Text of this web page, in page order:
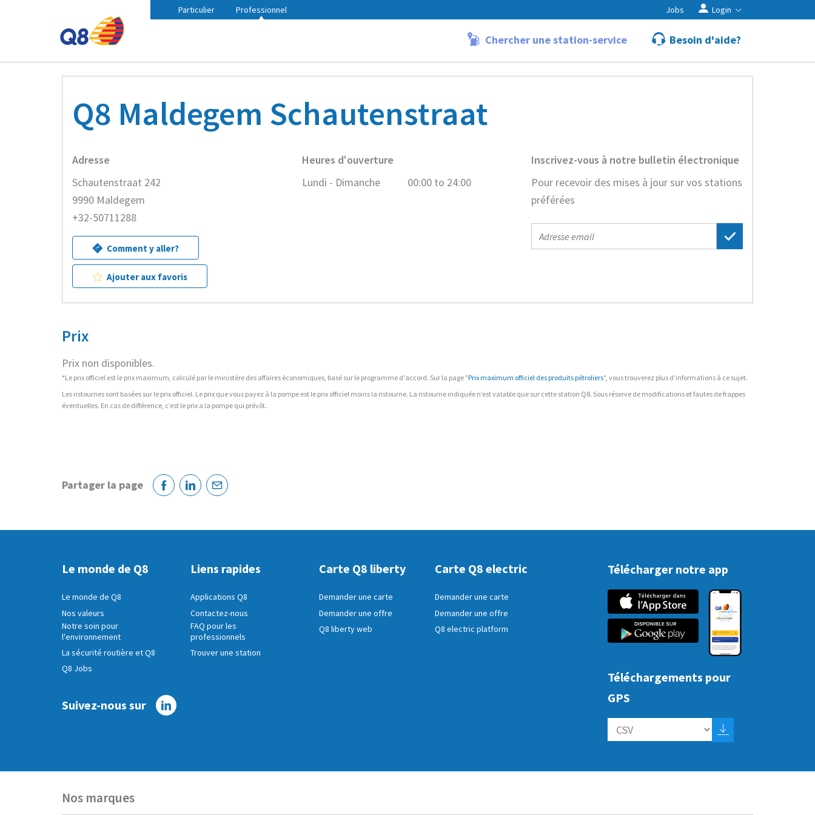
Particulier Professionnel Jobs Login
Chercher une station-service Besoin d'aide?
Q8 Maldegem Schautenstraat
Adresse
Schautenstraat 242
9990 Maldegem
+32-50711288
Comment y aller?
Ajouter aux favoris
Heures d'ouverture
Lundi - Dimanche
00:00 to 24:00
Inscrivez-vous à notre bulletin électronique
Pour recevoir des mises à jour sur vos stations
préférées
E-
mail
Prix
Prix non disponibles.
*Le prix officiel est le prix maximum, calculé par le ministère des affaires économiques, basé sur le programme d'accord. Sur la page "Prix maximum officiel des produits pétroliers", vous trouverez plus d’informations à ce sujet.
Les ristournes sont basées sur le prix officiel. Le prix que vous payez à la pompe est le prix officiel moins la ristourne. La ristourne indiquée n’est valable que sur cette station Q8. Sous réserve de modifications et fautes de frappes
éventuelles. En cas de différence, c’est le prix a la pompe qui prévôt.
Partager la page
FacebookLinkedinCourriel
Le monde de Q8
Le monde de Q8
Nos valeurs
Notre soin pour
l'environnement
La sécurité routière et Q8
Q8 Jobs
Liens rapides
Applications Q8
Contactez-nous
FAQ pour les
professionnels
Trouver une station
Carte Q8 liberty
Demander une carte
Demander une offre
Q8 liberty web
Carte Q8 electric
Demander une carte
Demander une offre
Q8 electric platform
Suivez-nous sur
Linkedin
Télécharger notre app
Téléchargements pour
GPS
Nos marques